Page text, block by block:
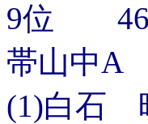
9位
帯山中A
(1)白石